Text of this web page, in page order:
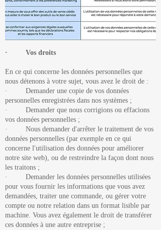
· Vos droits
En ce qui concerne les données personnelles que
nous détenons à votre sujet, vous avez le droit de :
· Demander une copie de vos données
personnelles enregistrées dans nos systèmes ;
· Demander que nous corrigions ou effacions
vos données personnelles ;
· Nous demander d'arrêter le traitement de vos
données personnelles (par exemple en ce qui
concerne l'utilisation des données pour améliorer
notre site web), ou de restreindre la façon dont nous
les traitons ;
· Demander les données personnelles utilisées
pour vous fournir les informations que vous avez
demandées, traiter une commande, ou gérer votre
compte ou notre relation dans un format lisible par
machine. Vous avez également le droit de transférer
ces données à une autre entreprise ;